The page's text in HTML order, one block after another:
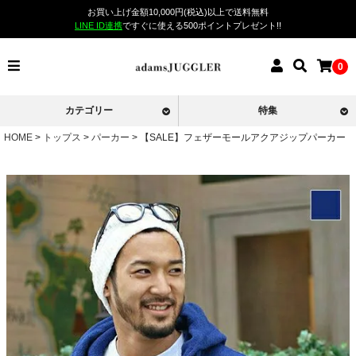
お買い上げ金額10,000円(税込)以上で送料無料
LINE ID連携ですぐに使える500ポイントプレゼント!!
0
カテゴリー 特集
HOME トップス パーカー 【SALE】フェザーモールアクアジップパーカー